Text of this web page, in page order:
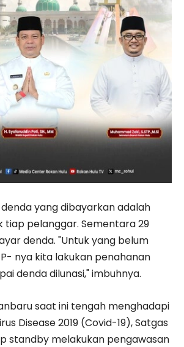
yang dibayarkan adalah
tiap pelanggar. Sementara 29
denda. "Untuk yang belum
nya kita lakukan penahanan
denda dilunasi," imbuhnya.
saat ini tengah menghadapi
Disease 2019 (Covid-19), Satgas
standby melakukan pengawasan